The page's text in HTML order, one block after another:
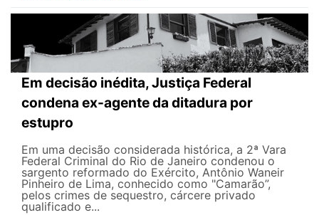
Em decisão inédita, Justiça Federal
condena ex-agente da ditadura por
estupro
Em uma decisão considerada histórica, a 2ª Vara
Federal Criminal do Rio de Janeiro condenou o
sargento reformado do Exército, Antônio Waneir
Pinheiro de Lima, conhecido como "Camarão”,
pelos crimes de sequestro, cárcere privado
qualificado e...